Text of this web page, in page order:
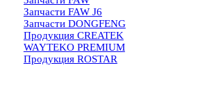
Запчасти FAW J6
Запчасти DONGFENG
Продукция CREATEK
WAYTEKO PREMIUM
Продукция ROSTAR